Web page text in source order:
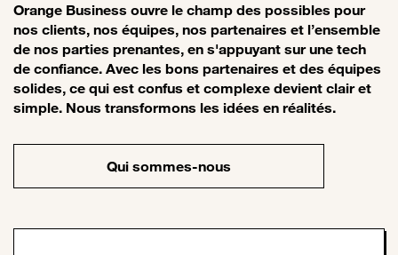
Orange Business ouvre le champ des possibles pour
nos clients, nos équipes, nos partenaires et l’ensemble
de nos parties prenantes, en s'appuyant sur une tech
de confiance. Avec les bons partenaires et des équipes
solides, ce qui est confus et complexe devient clair et
simple. Nous transformons les idées en réalités.
Qui sommes-nous